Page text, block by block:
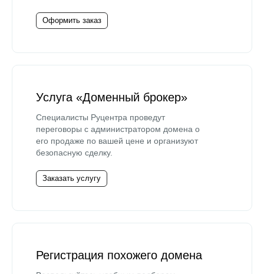
Оформить заказ
Услуга «Доменный брокер»
Специалисты Руцентра проведут
переговоры с администратором домена о
его продаже по вашей цене и организуют
безопасную сделку.
Заказать услугу
Регистрация похожего домена